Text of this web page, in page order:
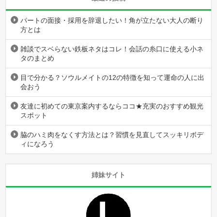
パートの面接・採用を辞退したい！角が立たない大人の断り
方とは
雑談でスベらない鉄板ネタはコレ！会話の糸口に使える小ネ
タのまとめ
目で分かる？ソウルメイトの12の特徴を知って運命の人に出
会おう
友達に初めての東京案内するならココ★充実のおすすめ観光
スポット
脇のハミ肉をなくす方法とは？習慣を見直してスッキリボデ
ィになろう
姉妹サイト